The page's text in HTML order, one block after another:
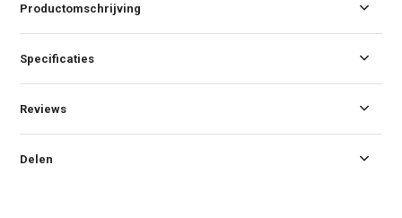
Productomschrijving
Specificaties
Reviews
Delen